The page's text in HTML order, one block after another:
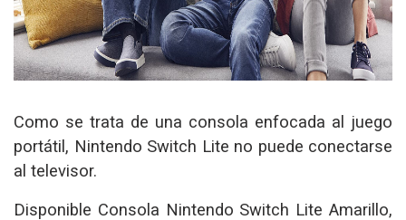
Como se trata de una consola enfocada al juego
portátil, Nintendo Switch Lite no puede conectarse
al televisor.
Disponible Consola Nintendo Switch Lite Amarillo,